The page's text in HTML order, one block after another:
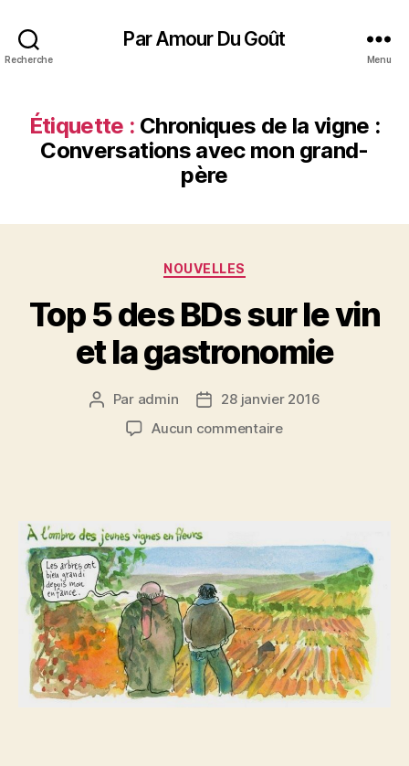
Recherche
Par Amour Du Goût
Menu
Étiquette : Chroniques de la vigne :
Conversations avec mon grand-
père
Catégories
NOUVELLES
Top 5 des BDs sur le vin
et la gastronomie
Auteur
l’article
Par admin
Date28 janvier 2016
Aucun commentairesur
le
vin
et
la
gastronomie